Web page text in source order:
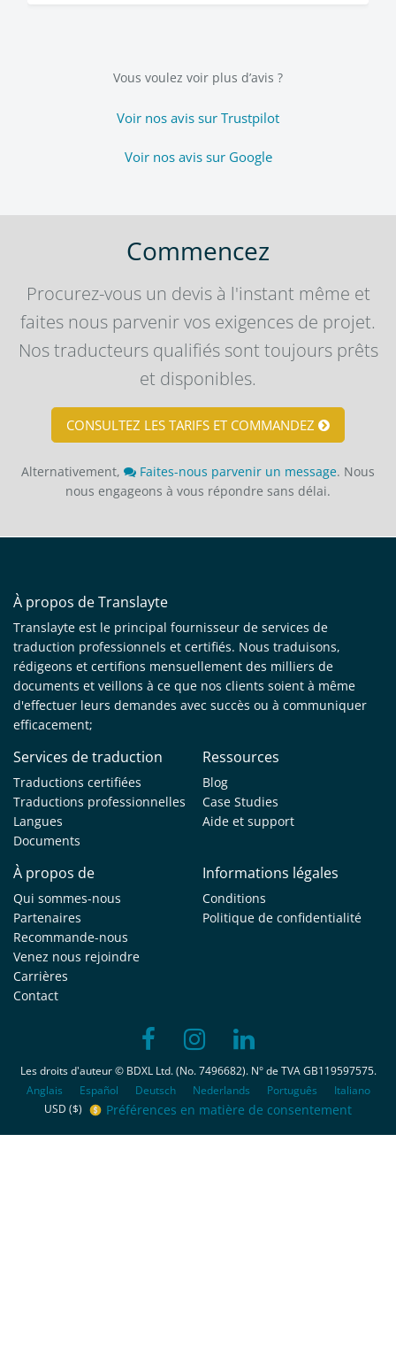
Vous voulez voir plus d’avis ?
Voir nos avis sur Trustpilot
Voir nos avis sur Google
Commencez
Procurez-vous un devis à l'instant même et
faites nous parvenir vos exigences de projet.
Nos traducteurs qualifiés sont toujours prêts
et disponibles.
CONSULTEZ LES TARIFS ET COMMANDEZ
Alternativement, Faites-nous parvenir un message. Nous
nous engageons à vous répondre sans délai.
À propos de Translayte
Translayte est le principal fournisseur de services de
traduction professionnels et certifiés. Nous traduisons,
rédigeons et certifions mensuellement des milliers de
documents et veillons à ce que nos clients soient à même
d'effectuer leurs demandes avec succès ou à communiquer
efficacement;
Services de traduction
Traductions certifiées
Traductions professionnelles
Langues
Documents
Ressources
Blog
Case Studies
Aide et support
À propos de
Qui sommes-nous
Partenaires
Recommande-nous
Venez nous rejoindre
Carrières
Contact
Informations légales
Conditions
Politique de confidentialité
Les droits d'auteur © BDXL Ltd. (No. 7496682). N° de TVA GB119597575.
Anglais
Español Deutsch Nederlands Português
Italiano
USD ($)
Préférences en matière de consentement